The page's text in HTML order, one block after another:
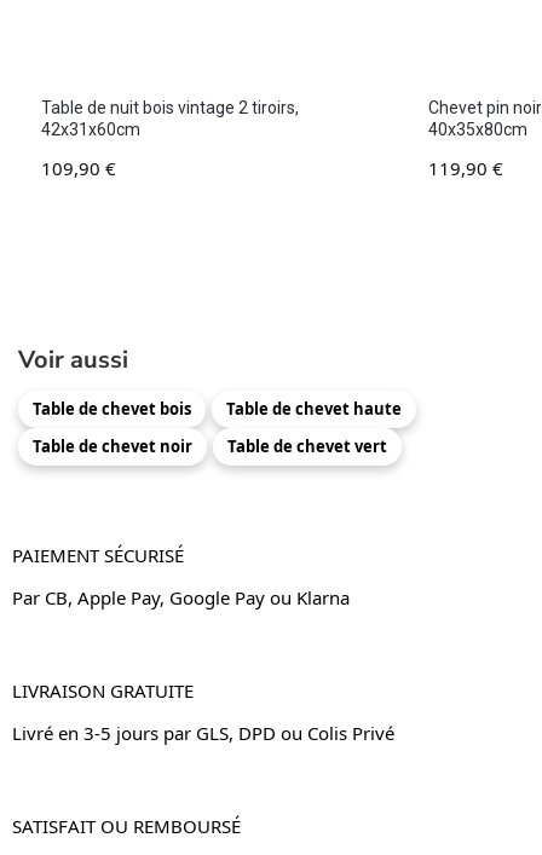
Table de nuit bois vintage 2 tiroirs,
42x31x60cm
109,90 €
Chevet pin
40x35x80cm
119,90 €
Voir aussi
Table de chevet bois
Table de chevet haute
Table de chevet noir
Table de chevet vert
PAIEMENT SÉCURISÉ
Par CB, Apple Pay, Google Pay ou Klarna
LIVRAISON GRATUITE
Livré en 3-5 jours par GLS, DPD ou Colis Privé
SATISFAIT OU REMBOURSÉ